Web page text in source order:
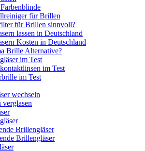
für Brillen
für Brillen sinnvoll?
lassen in Deutschland
Kosten in Deutschland
Brille Alternative?
im Test
im Test
im Test
wechseln
Brillengläser
Brillengläser